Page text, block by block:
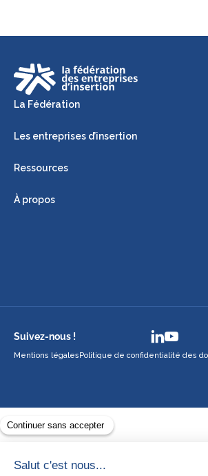
La Fédération
Les entreprises d’insertion
Ressources
À propos
Suivez-nous !
Mentions légalesPolitique de confidentialité des